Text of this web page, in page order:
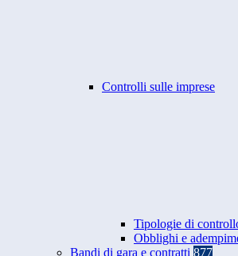
Controlli sulle imprese
Tipologie di
Obblighi e
Bandi di gara e contratti 877